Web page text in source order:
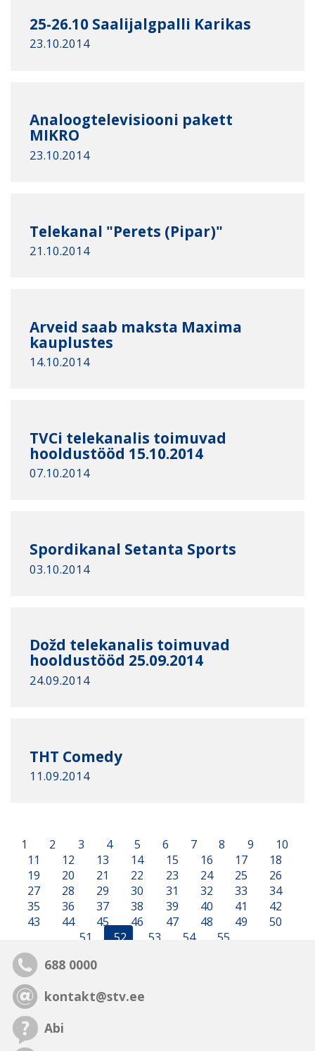
25-26.10 Saalijalgpalli Karikas
23.10.2014
Analoogtelevisiooni pakett
MIKRO
23.10.2014
Telekanal "Perets (Pipar)"
21.10.2014
Arveid saab maksta Maxima
kauplustes
14.10.2014
TVCi telekanalis toimuvad
hooldustööd 15.10.2014
07.10.2014
Spordikanal Setanta Sports
03.10.2014
Dožd telekanalis toimuvad
hooldustööd 25.09.2014
24.09.2014
ТHТ Comedy
11.09.2014
1 2 3 4 5 6 7 8 9
10
11
12 13 14 15 16 17
18
19
20 21 22 23 24 25
26
27
28 29 30 31 32 33
34
35
36 37 38 39 40 41
42
43
44 45 46 47 48 49
50
51
52 53 54 55
688 0000
kontakt@stv.ee
Abi